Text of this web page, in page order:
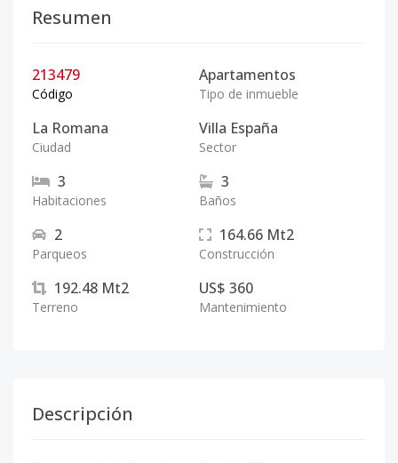
Resumen
213479
Código
Apartamentos
Tipo de inmueble
La Romana
Ciudad
Villa España
Sector
3
Habitaciones
3
Baños
2
Parqueos
164.66 Mt2
Construcción
192.48 Mt2
Terreno
US$ 360
Mantenimiento
Descripción